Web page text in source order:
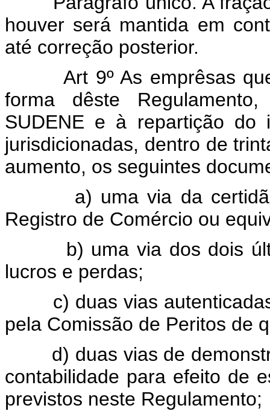
houver será mantida em
até correção posterior.
Art 9º As emprêsas que
forma dêste
SUDENE e à repartição do
jurisdicionadas, dentro de
aumento, os seguintes
a) uma via da certidão
Registro de Comércio ou
b) uma via dos dois
lucros e perdas;
c) duas vias autenticadas
pela Comissão de Peritos de
d) duas vias de
contabilidade para efeito de
previstos neste Regulamento;